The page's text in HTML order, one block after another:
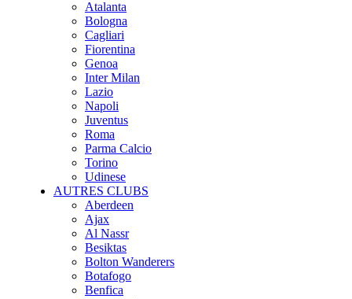
Atalanta
Bologna
Cagliari
Fiorentina
Genoa
Inter Milan
Lazio
Napoli
Juventus
Roma
Parma Calcio
Torino
Udinese
AUTRES CLUBS
Aberdeen
Ajax
Al Nassr
Besiktas
Bolton Wanderers
Botafogo
Benfica